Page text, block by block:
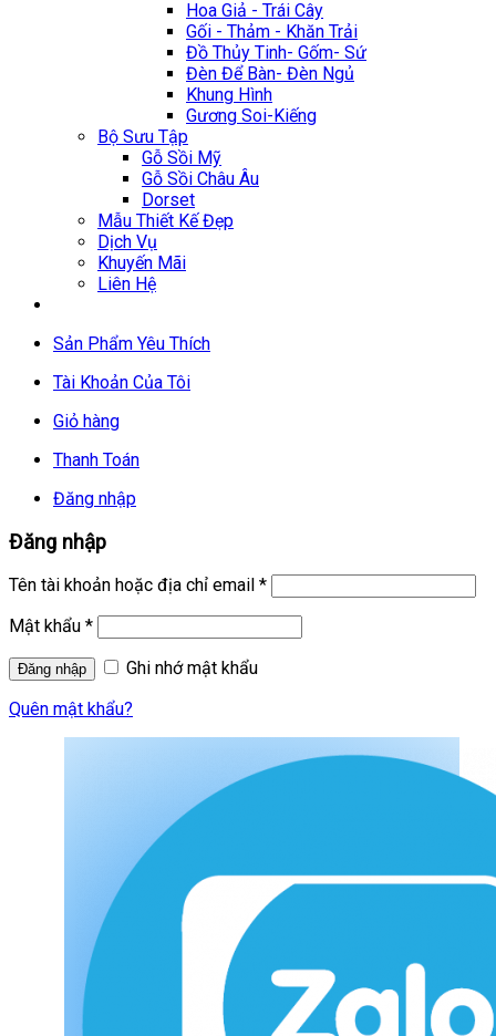
Hoa Giả - Trái Cây
Gối - Thảm - Khăn Trải
Đồ Thủy Tinh- Gốm- Sứ
Đèn Để Bàn- Đèn Ngủ
Khung Hình
Gương Soi-Kiếng
Bộ Sưu Tập
Gỗ Sồi Mỹ
Gỗ Sồi Châu Âu
Dorset
Mẫu Thiết Kế Đẹp
Dịch Vụ
Khuyến Mãi
Liên Hệ
Sản Phẩm Yêu Thích
Tài Khoản Của Tôi
Giỏ hàng
Thanh Toán
Đăng nhập
Đăng nhập
Tên tài khoản hoặc địa chỉ email *
Mật khẩu *
Ghi nhớ mật khẩu
Quên mật khẩu?